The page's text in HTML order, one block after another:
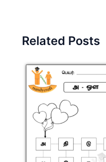
Related Posts